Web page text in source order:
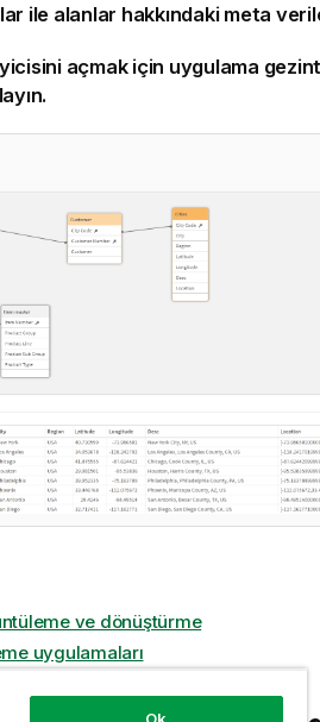
ile alanlar hakkındaki meta
açmak için uygulama
ve dönüştürme
uygulamaları